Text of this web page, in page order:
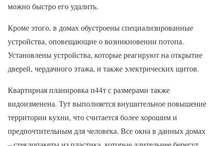
можно быстро его удалить.
Кроме этого, в домах обустроены специализированные
устройства, оповещающие о возникновении потопа.
Установлены устройства, которые реагируют на открытие
дверей, чердачного этажа, и также электрических щитов.
Квартирная планировка п44т с размерами также
видоизменена. Тут выполняется внушительное повышение
территории кухни, что считается более хорошим и
предпочтительным для человека. Все окна в данных домах